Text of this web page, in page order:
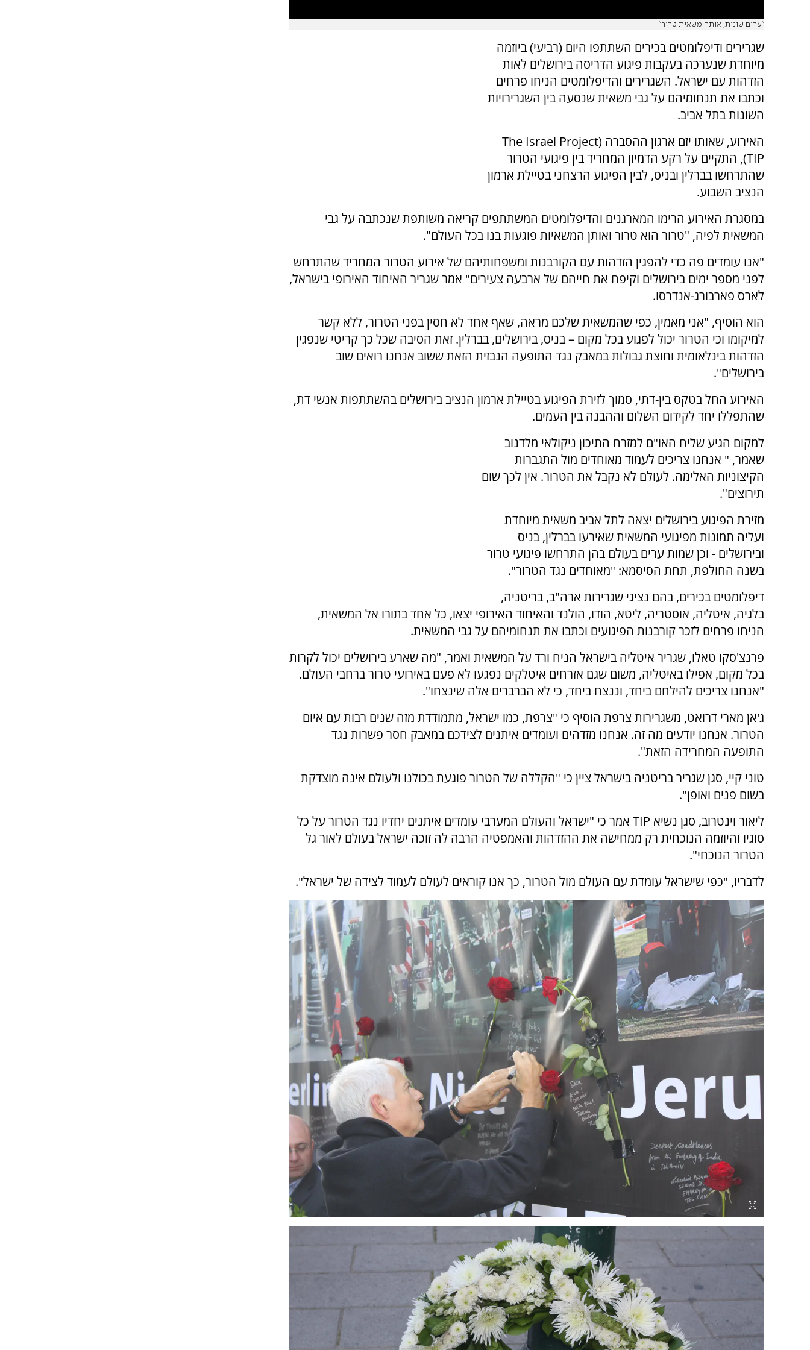
"ערים שונות, אותה משאית טרור"
שגרירים ודיפלומטים בכירים השתתפו היום (רביעי) ביוזמה
מיוחדת שנערכה בעקבות פיגוע הדריסה בירושלים לאות
הזדהות עם ישראל. השגרירים והדיפלומטים הניחו פרחים
וכתבו את תנחומיהם על גבי משאית שנסעה בין השגרירויות
השונות בתל אביב.
האירוע, שאותו יזם ארגון ההסברה (The Israel Project
(TIP, התקיים על רקע הדמיון המחריד בין פיגועי הטרור
שהתרחשו בברלין ובניס, לבין הפיגוע הרצחני בטיילת ארמון
הנציב השבוע.
במסגרת האירוע הרימו המארגנים והדיפלומטים המשתתפים קריאה משותפת שנכתבה על גבי
המשאית לפיה, "טרור הוא טרור ואותן המשאיות פוגעות בנו בכל העולם".
"אנו עומדים פה כדי להפגין הזדהות עם הקורבנות ומשפחותיהם של אירוע הטרור המחריד שהתרחש
לפני מספר ימים בירושלים וקיפח את חייהם של ארבעה צעירים" אמר שגריר האיחוד האירופי בישראל,
לארס פארבורג-אנדרסו.
הוא הוסיף, "אני מאמין, כפי שהמשאית שלכם מראה, שאף אחד לא חסין בפני הטרור, ללא קשר
למיקומו וכי הטרור יכול לפגוע בכל מקום – בניס, בירושלים, בברלין. זאת הסיבה שכל כך קריטי שנפגין
הזדהות בינלאומית וחוצת גבולות במאבק נגד התופעה הנבזית הזאת ששוב אנחנו רואים שוב
בירושלים".
האירוע החל בטקס בין-דתי, סמוך לזירת הפיגוע בטיילת ארמון הנציב בירושלים בהשתתפות אנשי דת,
שהתפללו יחד לקידום השלום וההבנה בין העמים.
למקום הגיע שליח האו"ם למזרח התיכון ניקולאי מלדנוב
שאמר, " אנחנו צריכים לעמוד מאוחדים מול התגברות
הקיצוניות האלימה. לעולם לא נקבל את הטרור. אין לכך שום
תירוצים".
מזירת הפיגוע בירושלים יצאה לתל אביב משאית מיוחדת
ועליה תמונות מפיגועי המשאית שאירעו בברלין, בניס
ובירושלים - וכן שמות ערים בעולם בהן התרחשו פיגועי טרור
בשנה החולפת, תחת הסיסמא: "מאוחדים נגד הטרור".
דיפלומטים בכירים, בהם נציגי שגרירות ארה"ב, בריטניה,
בלגיה, איטליה, אוסטריה, ליטא, הודו, הולנד והאיחוד האירופי יצאו, כל אחד בתורו אל המשאית,
הניחו פרחים לזכר קורבנות הפיגועים וכתבו את תנחומיהם על גבי המשאית.
פרנצ'סקו טאלו, שגריר איטליה בישראל הניח ורד על המשאית ואמר, "מה שארע בירושלים יכול לקרות
בכל מקום, אפילו באיטליה, משום שגם אזרחים איטלקים נפגעו לא פעם באירועי טרור ברחבי העולם.
"אנחנו צריכים להילחם ביחד, וננצח ביחד, כי לא הברברים אלה שינצחו".
ג'אן מארי דרואט, משגרירות צרפת הוסיף כי "צרפת, כמו ישראל, מתמודדת מזה שנים רבות עם איום
הטרור. אנחנו יודעים מה זה. אנחנו מזדהים ועומדים איתנים לצידכם במאבק חסר פשרות נגד
התופעה המחרידה הזאת".
טוני קיי, סגן שגריר בריטניה בישראל ציין כי "הקללה של הטרור פוגעת בכולנו ולעולם אינה מוצדקת
בשום פנים ואופן".
ליאור וינטרוב, סגן נשיא TIP אמר כי
"ישראל והעולם המערבי עומדים איתנים יחדיו נגד הטרור על כל
סוגיו והיוזמה הנוכחית רק ממחישה את ההזדהות והאמפטיה הרבה לה זוכה ישראל בעולם לאור גל
הטרור הנוכחי".
לדבריו, "כפי שישראל עומדת עם העולם מול הטרור, כך אנו קוראים לעולם לעמוד לצידה של ישראל".